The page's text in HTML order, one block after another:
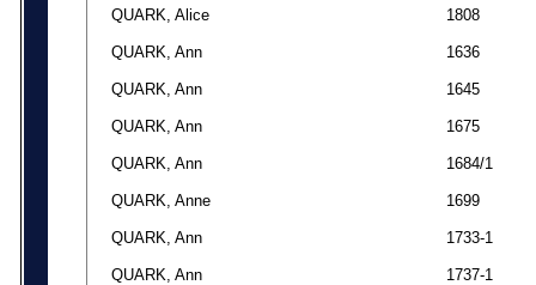
QUARK, Alice 1808
QUARK, Ann 1636
QUARK, Ann 1645
QUARK, Ann 1675
QUARK, Ann 1684/1
QUARK, Anne 1699
QUARK, Ann 1733-1
QUARK, Ann 1737-1